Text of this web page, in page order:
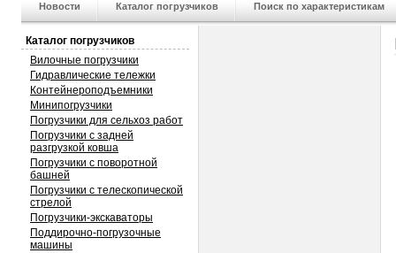
Новости Каталог погрузчиков Поиск по характеристикам
Каталог погрузчиков
Вилочные погрузчики
Гидравлические тележки
Контейнероподъемники
Минипогрузчики
Погрузчики для сельхоз работ
Погрузчики с задней
разгрузкой ковша
Погрузчики с поворотной
башней
Погрузчики с телескопической
стрелой
Погрузчики-экскаваторы
Поддирочно-погрузочные
машины